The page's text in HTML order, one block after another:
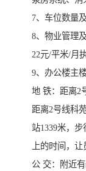
7、车位数量
8、物业管理
22元/平米/月
9、办公楼主
地 铁：距离2
距离2号线科
站1339米，
上的时间，
公 交：附近